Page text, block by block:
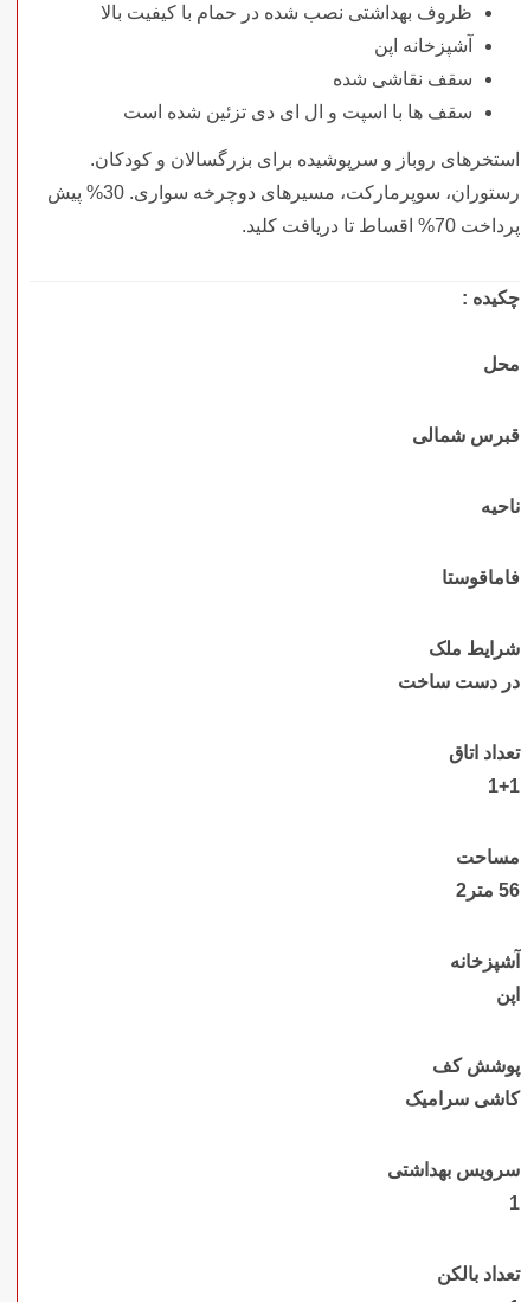
ظروف بهداشتی نصب شده در حمام با کیفیت بالا
آشپزخانه اپن
سقف نقاشی شده
سقف ها با اسپت و ال ای دی تزئین شده است
استخرهای روباز و سرپوشیده برای بزرگسالان و کودکان.
رستوران، سوپرمارکت، مسیرهای دوچرخه سواری. 30% پیش
پرداخت 70% اقساط تا دریافت کلید.
چکیده :
محل
قبرس شمالی
ناحیه
فاماقوستا
شرایط ملک
در دست ساخت
تعداد اتاق
1+1
مساحت
56 متر2
آشپزخانه
اپن
پوشش کف
کاشی سرامیک
سرویس بهداشتی
1
تعداد بالکن